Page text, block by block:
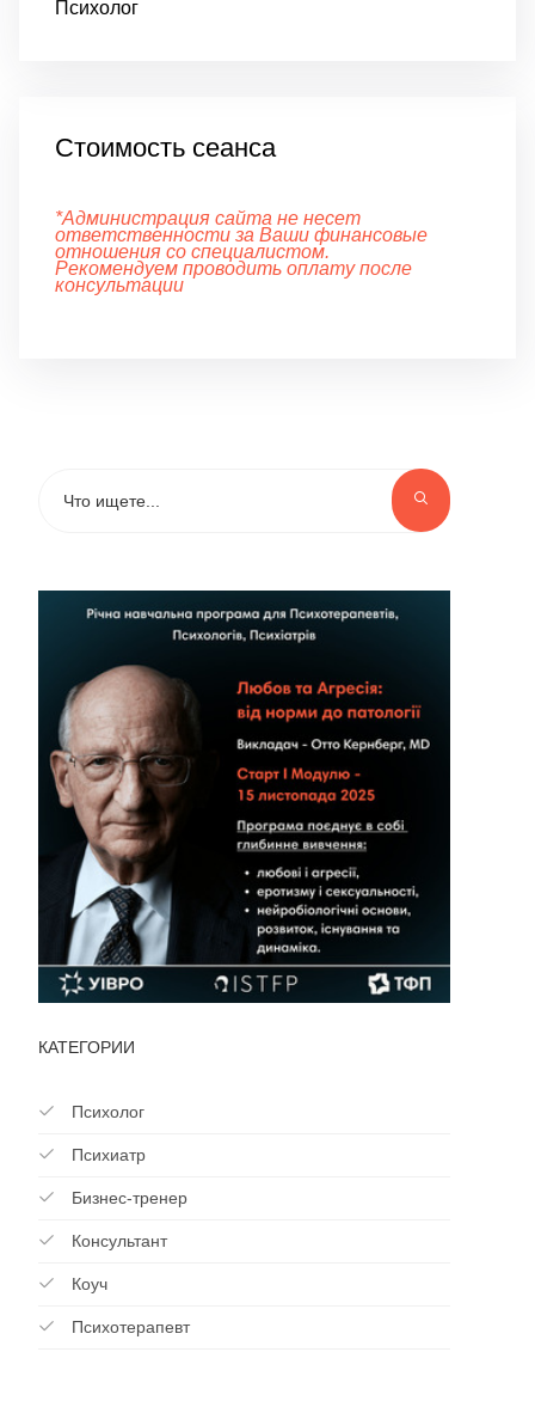
Психолог
Стоимость сеанса
*Администрация сайта не несет
ответственности за Ваши финансовые
отношения со специалистом.
Рекомендуем проводить оплату после
консультации
КАТЕГОРИИ
Психолог
Психиатр
Бизнес-тренер
Консультант
Коуч
Психотерапевт